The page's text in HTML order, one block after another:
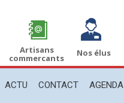
Artisans
commercants Nos élus
ACTU CONTACT AGENDA
CONTACT AGENDA